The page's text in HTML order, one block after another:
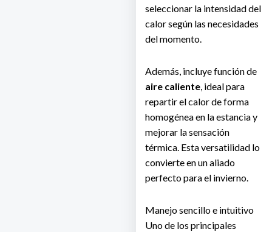
seleccionar la intensidad del
calor según las necesidades
del momento.
Además, incluye función de
aire caliente, ideal para
repartir el calor de forma
homogénea en la estancia y
mejorar la sensación
térmica. Esta versatilidad lo
convierte en un aliado
perfecto para el invierno.
Manejo sencillo e intuitivo
Uno de los principales